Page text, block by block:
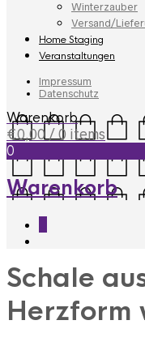
Winterzauber
Versand/
Home Staging
Veranstaltungen
Impressum
Datenschutz
Warenkorb
€0,00 / 0 items
0
Warenkorb
Schale
Herzform